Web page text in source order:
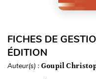
FICHES DE
ÉDITION
Auteur(s) : Goupil